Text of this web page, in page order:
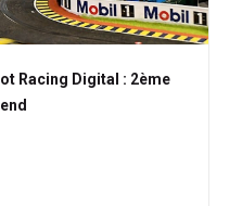
Racing Digital : 2ème